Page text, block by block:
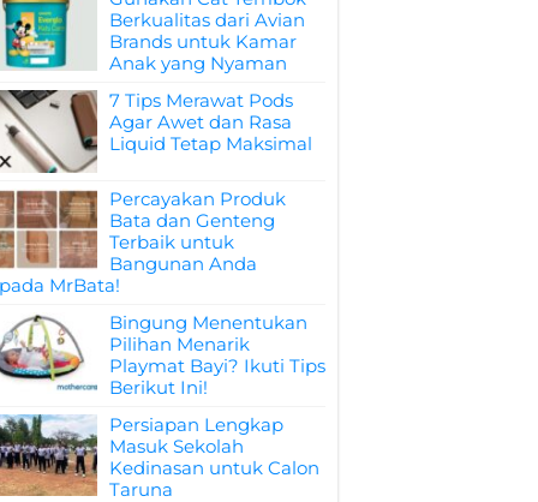
Berkualitas dari Avian
Brands untuk Kamar
Anak yang Nyaman
7 Tips Merawat Pods
Agar Awet dan Rasa
Liquid Tetap Maksimal
Percayakan Produk
Bata dan Genteng
Terbaik untuk
Bangunan Anda
MrBata!
Bingung Menentukan
Pilihan Menarik
Playmat Bayi? Ikuti Tips
Berikut Ini!
Persiapan Lengkap
Masuk Sekolah
Kedinasan untuk Calon
Taruna